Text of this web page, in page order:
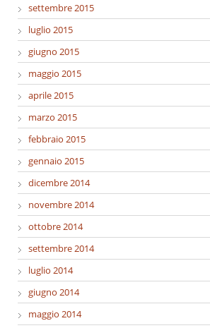
settembre 2015
luglio 2015
giugno 2015
maggio 2015
aprile 2015
marzo 2015
febbraio 2015
gennaio 2015
dicembre 2014
novembre 2014
ottobre 2014
settembre 2014
luglio 2014
giugno 2014
maggio 2014